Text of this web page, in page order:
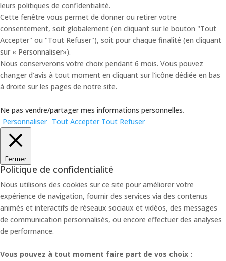
leurs politiques de confidentialité.
Cette fenêtre vous permet de donner ou retirer votre
consentement, soit globalement (en cliquant sur le bouton "Tout
Accepter" ou "Tout Refuser"), soit pour chaque finalité (en cliquant
sur « Personnaliser»).
Nous conserverons votre choix pendant 6 mois. Vous pouvez
changer d’avis à tout moment en cliquant sur l’icône dédiée en bas
à droite sur les pages de notre site.
Ne pas vendre/partager mes informations personnelles.
Personnaliser Tout Accepter Tout Refuser
Fermer
Politique de confidentialité
Nous utilisons des cookies sur ce site pour améliorer votre
expérience de navigation, fournir des services via des contenus
animés et interactifs de réseaux sociaux et vidéos, des messages
de communication personnalisés, ou encore effectuer des analyses
de performance.
Vous pouvez à tout moment faire part de vos choix :